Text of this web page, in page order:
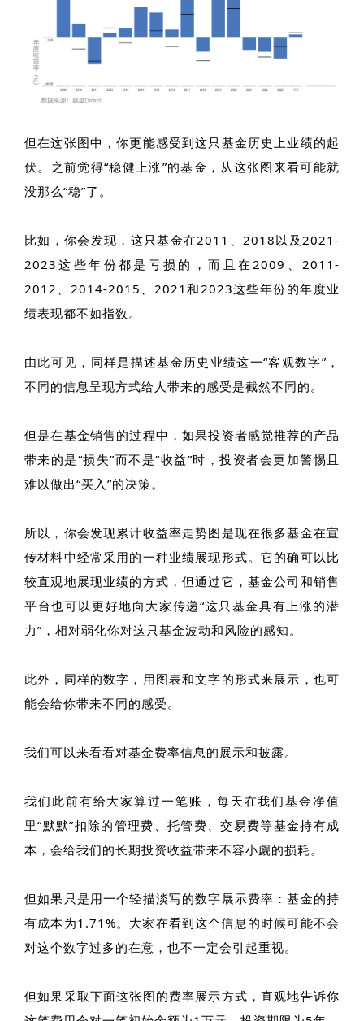
但在这张图中，你更能感受到这只基金历史上业绩的起
伏。之前觉得“稳健上涨”的基金，从这张图来看可能就
没那么“稳”了。
比如，你会发现，这只基金在2011、2018以及2021-
2023这些年份都是亏损的，而且在2009、2011-
2012、2014-2015、2021和2023这些年份的年度业
绩表现都不如指数。
由此可见，同样是描述基金历史业绩这一“客观数字”，
不同的信息呈现方式给人带来的感受是截然不同的。
但是在基金销售的过程中，如果投资者感觉推荐的产品
带来的是“损失”而不是“收益”时，投资者会更加警惕且
难以做出“买入”的决策。
所以，你会发现累计收益率走势图是现在很多基金在宣
传材料中经常采用的一种业绩展现形式。它的确可以比
较直观地展现业绩的方式，但通过它，基金公司和销售
平台也可以更好地向大家传递“这只基金具有上涨的潜
力”，相对弱化你对这只基金波动和风险的感知。
此外，同样的数字，用图表和文字的形式来展示，也可
能会给你带来不同的感受。
我们可以来看看对基金费率信息的展示和披露。
我们此前有给大家算过一笔账，每天在我们基金净值
里“默默”扣除的管理费、托管费、交易费等基金持有成
本，会给我们的长期投资收益带来不容小觑的损耗。
但如果只是用一个轻描淡写的数字展示费率：基金的持
有成本为1.71%。大家在看到这个信息的时候可能不会
对这个数字过多的在意，也不一定会引起重视。
但如果采取下面这张图的费率展示方式，直观地告诉你